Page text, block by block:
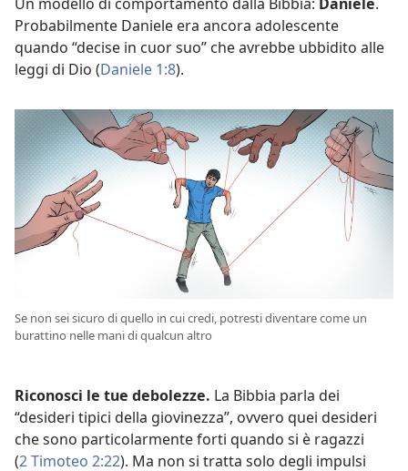
Un modello di comportamento dalla Bibbia: Daniele.
Probabilmente Daniele era ancora adolescente
quando “decise in cuor suo” che avrebbe ubbidito alle
leggi di Dio (Daniele 1:8).
Se non sei sicuro di quello in cui credi, potresti diventare come un
burattino nelle mani di qualcun altro
Riconosci le tue debolezze. La Bibbia parla dei
“desideri tipici della giovinezza”, ovvero quei desideri
che sono particolarmente forti quando si è ragazzi
(2 Timoteo 2:22). Ma non si tratta solo degli impulsi